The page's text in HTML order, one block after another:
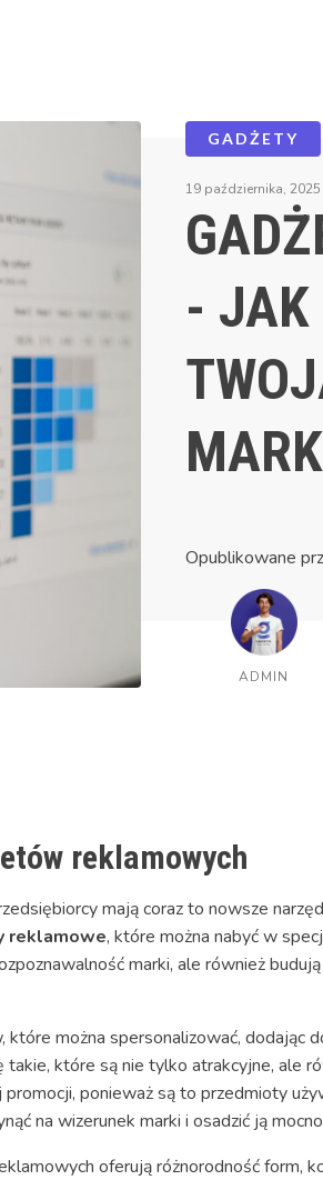
GADŻETY
19 października, 2025
- JAK
Opublikowane
ADMIN
reklamowych
mają coraz to nowsze
reklamowe, które można nabyć w
marki, ale również
można spersonalizować, dodając
które są nie tylko atrakcyjne, ale
ponieważ są to przedmioty
na wizerunek marki i osadzić ją
oferują różnorodność form,